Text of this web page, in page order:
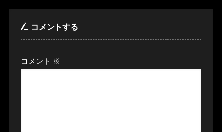
コメントする
コメント ※